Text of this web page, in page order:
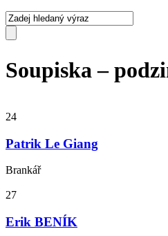
Soupiska –
24
Patrik Le Giang
Brankář
27
Erik BENÍK